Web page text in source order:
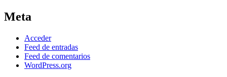
Meta
Acceder
Feed de entradas
Feed de comentarios
WordPress.org